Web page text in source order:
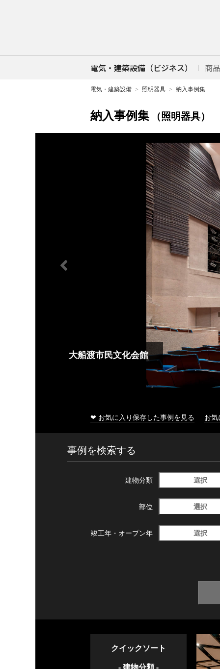
電気・建築設備（ビジネス） 商
電気・建築設備 照明器具 納入事例集
納入事例集 （照明器具）
大船渡市民文化会館
❤ お気に入り保存した事例を見る お
事例を検索する
建物分類 選択
部位 選択
竣工年・ オープン年 選択
クイックソート
- 建物分類 -